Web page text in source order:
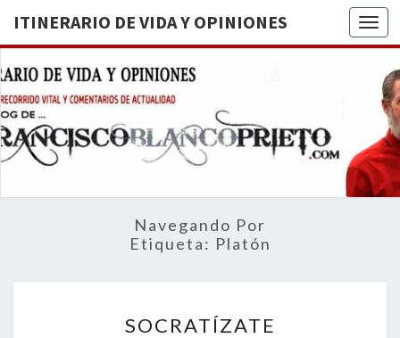
ITINERARIO DE VIDA Y OPINIONES
DE
BREVE
RECORRIDO
VITAL Y
ACTUALIDAD
Navegando Por
Etiqueta: Platón
SOCRATÍZATE